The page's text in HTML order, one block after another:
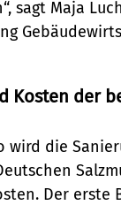
sagt Maja
Kosten der
wird die
Der erste